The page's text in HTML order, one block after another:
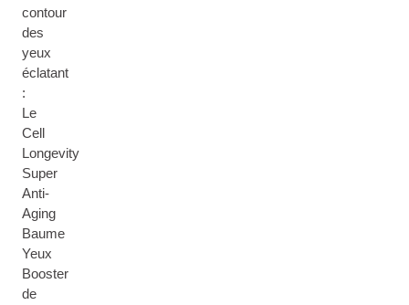
contour
des
yeux
éclatant
:
Le
Cell
Longevity
Super
Anti-
Aging
Baume
Yeux
Booster
de